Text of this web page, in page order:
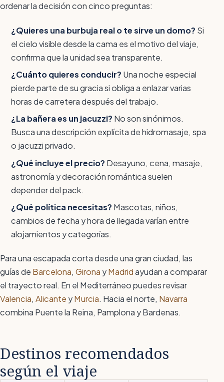
ordenar la decisión con cinco preguntas:
¿Quieres una burbuja real o te sirve un domo? Si
el cielo visible desde la cama es el motivo del viaje,
confirma que la unidad sea transparente.
¿Cuánto quieres conducir? Una noche especial
pierde parte de su gracia si obliga a enlazar varias
horas de carretera después del trabajo.
¿La bañera es un jacuzzi? No son sinónimos.
Busca una descripción explícita de hidromasaje, spa
o jacuzzi privado.
¿Qué incluye el precio? Desayuno, cena, masaje,
astronomía y decoración romántica suelen
depender del pack.
¿Qué política necesitas? Mascotas, niños,
cambios de fecha y hora de llegada varían entre
alojamientos y categorías.
Para una escapada corta desde una gran ciudad, las
guías de Barcelona, Girona yMadridayudan a comparar
el trayecto real. En el Mediterráneo puedes revisar
Valencia, Alicante yMurcia. Hacia el norte, Navarra
combina Puente la Reina, Pamplona y Bardenas.
Destinos recomendados
según el viaje